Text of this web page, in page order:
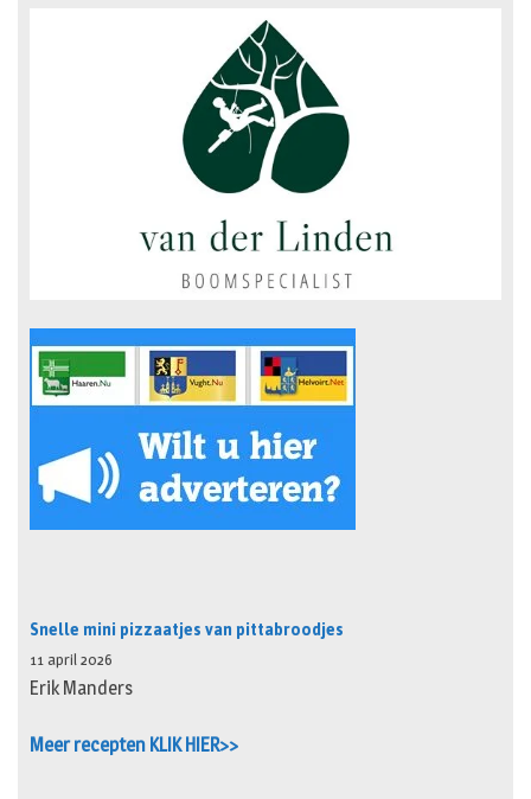
Snelle mini pizzaatjes van pittabroodjes
11 april 2026
Erik Manders
Meer recepten KLIK HIER>>